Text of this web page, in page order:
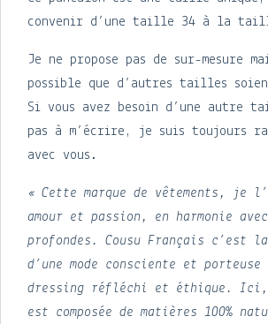
convenir d’une taille 34 à la
Je ne propose pas de sur-mesure
possible que d’autres tailles
Si vous avez besoin d’une autre
pas à m’écrire, je suis toujours
avec vous.
« Cette marque de vêtements, je
amour et passion, en harmonie
profondes. Cousu Français c’est la
d’une mode consciente et porteuse
dressing réfléchi et éthique. Ici,
est composée de matières 100%